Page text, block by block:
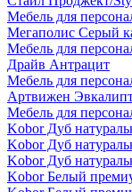
Мебель для
Мегаполис Серый
Мебель для
Драйв Антрацит
Мебель для
Артвижен
Мебель для
Kobor Дуб
Kobor Дуб
Kobor Дуб
Kobor Белый